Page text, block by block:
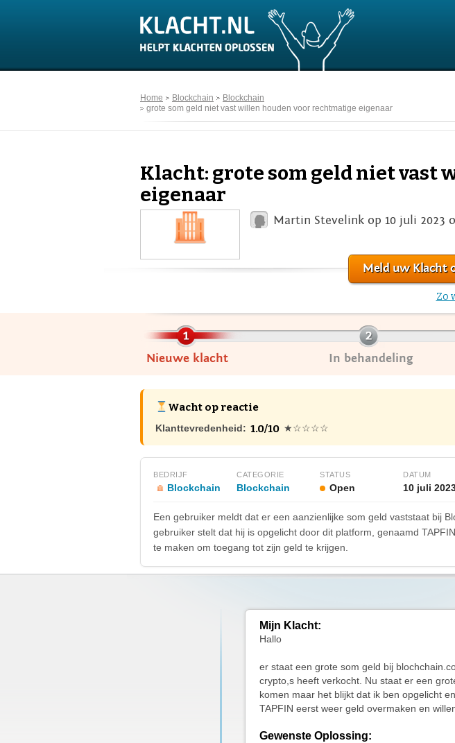
Home Blockchain
Blockchain
grote som geld niet vast willen houden voor rechtmatige eigenaar
Klacht: grote som geld niet vast
eigenaar
Martin Stevelink op 10 juli 2023
Meld uw Klacht
Zo
Nieuwe klacht In behandeling
Wacht op reactie
Klanttevredenheid: 1.0/10 ★☆☆☆☆
BEDRIJF
Blockchain
CATEGORIE
Blockchain
STATUS
Open
DATUM
10 juli
Een gebruiker meldt dat er een aanzienlijke som geld vaststaat bij
gebruiker stelt dat hij is opgelicht door dit platform, genaamd
te maken om toegang tot zijn geld te krijgen.
Mijn Klacht:
Hallo
er staat een grote som geld bij
crypto,s heeft verkocht. Nu staat er een
komen maar het blijkt dat ik ben opgelicht
TAPFIN eerst weer geld overmaken en
Gewenste Oplossing: